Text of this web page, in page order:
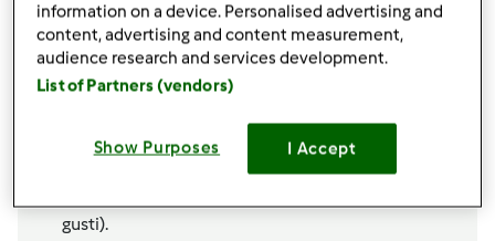
4tuorli freschi
1bustinadi vanillina
80grammidi zucchero a velo
500grammidi mascarpone
ml di alchermes
di zucchero semolato
gusti).
information on a device. Personalised advertising and
content, advertising and content measurement,
audience research and services development.
List of Partners (vendors)
Show Purposes I Accept